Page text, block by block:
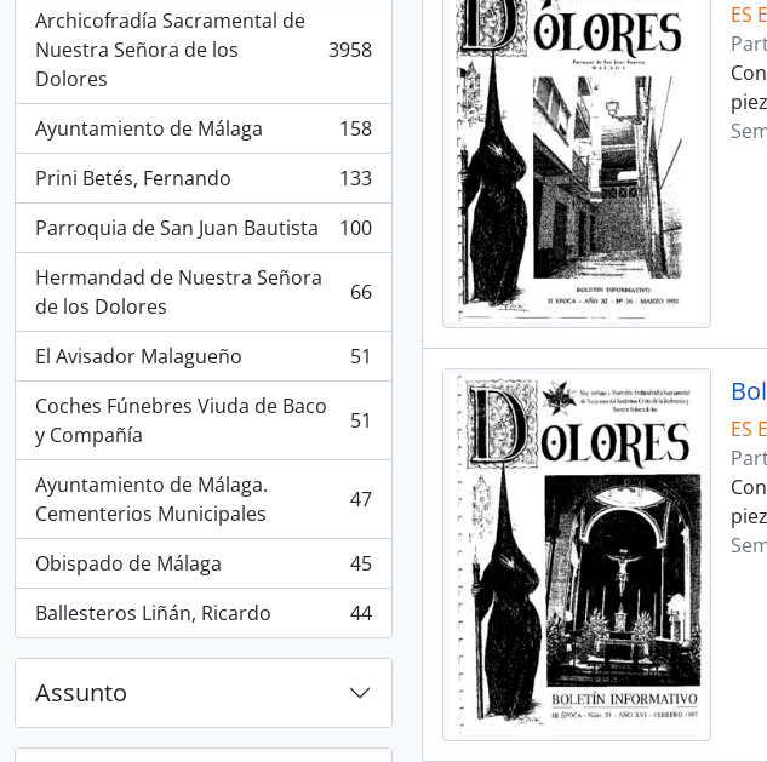
Archicofradía Sacramental de
Nuestra Señora de los
Dolores
, 3958 resultados 3958
Ayuntamiento de Málaga
, 158 resultados
158
Prini Betés, Fernando
, 133 resultados
133
Parroquia de San Juan Bautista
, 100 resultados
100
Hermandad de Nuestra Señora
de los Dolores
, 66 resultados 66
El Avisador Malagueño
, 51 resultados
51
Coches Fúnebres Viuda de Baco
y Compañía
, 51 resultados 51
Ayuntamiento de Málaga.
Cementerios Municipales
, 47 resultados 47
Obispado de Málaga
, 45 resultados
45
Ballesteros Liñán, Ricardo
, 44 resultados 44
Assunto
ES
ES